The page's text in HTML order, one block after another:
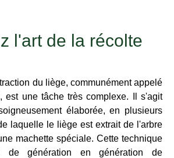
l'art de la récolte
du liège, communément appelé
est une tâche très complexe. Il s'agit
élaborée, en plusieurs
laquelle le liège est extrait de l'arbre
machette spéciale. Cette technique
de génération en génération de